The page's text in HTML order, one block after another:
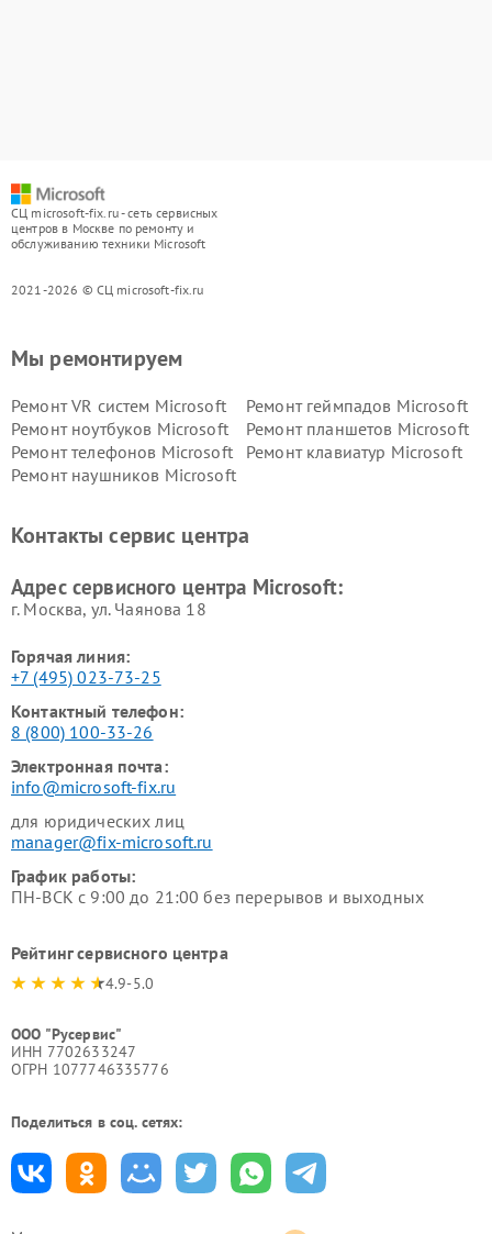
СЦ microsoft-fix.ru - сеть сервисных
центров в Москве по ремонту и
обслуживанию техники Microsoft
2021-2026 © СЦ microsoft-fix.ru
Мы ремонтируем
Ремонт VR систем Microsoft
Ремонт геймпадов Microsoft
Ремонт ноутбуков Microsoft
Ремонт планшетов Microsoft
Ремонт телефонов Microsoft
Ремонт клавиатур Microsoft
Ремонт наушников Microsoft
Контакты сервис центра
Адрес сервисного центра Microsoft:
г. Москва, ул. Чаянова 18
Горячая линия:
+7 (495) 023-73-25
Контактный телефон:
8 (800) 100-33-26
Электронная почта:
info@microsoft-fix.ru
для юридических лиц
manager@fix-microsoft.ru
График работы:
ПН-ВСК с 9:00 до 21:00 без перерывов и выходных
Рейтинг сервисного центра
4.9-5.0
ООО "Русервис"
ИНН 7702633247
ОГРН 1077746335776
Поделиться в соц. сетях: